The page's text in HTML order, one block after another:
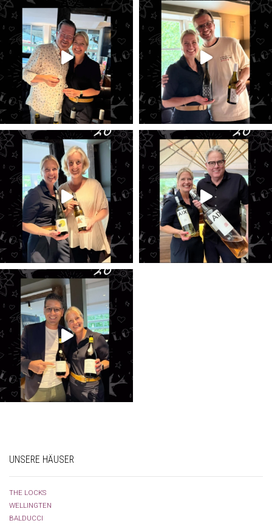
UNSERE HÄUSER
THE LOCKS
WELLINGTEN
BALDUCCI